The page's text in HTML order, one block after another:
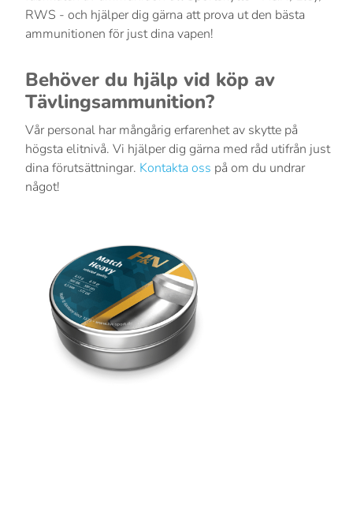
RWS - och hjälper dig gärna att prova ut den bästa
ammunitionen för just dina vapen!
Behöver du hjälp vid köp av
Tävlingsammunition?
Vår personal har mångårig erfarenhet av skytte på
högsta elitnivå. Vi hjälper dig gärna med råd utifrån just
dina förutsättningar. Kontakta oss på om du undrar
något!